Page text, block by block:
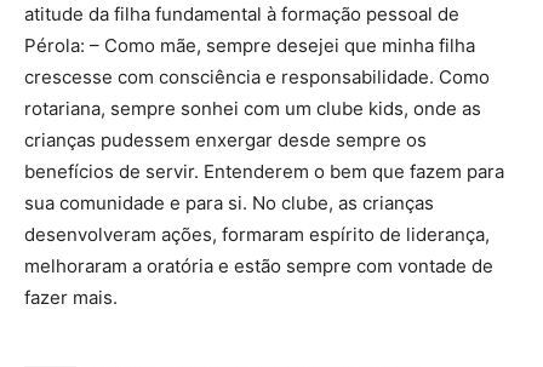
atitude da filha fundamental à formação pessoal de
Pérola: – Como mãe, sempre desejei que minha filha
crescesse com consciência e responsabilidade. Como
rotariana, sempre sonhei com um clube kids, onde as
crianças pudessem enxergar desde sempre os
benefícios de servir. Entenderem o bem que fazem para
sua comunidade e para si. No clube, as crianças
desenvolveram ações, formaram espírito de liderança,
melhoraram a oratória e estão sempre com vontade de
fazer mais.